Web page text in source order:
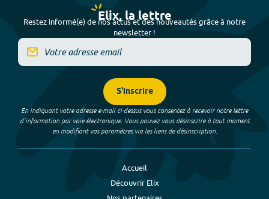
Elix, la lettre
Restez informé(e) de nos actus et des nouveautés grâce à notre
newsletter !
S'inscrire
En indiquant votre adresse e-mail ci-dessus vous consentez à recevoir notre lettre
d’information par voie électronique. Vous pouvez vous désinscrire à tout moment
en modifiant vos paramètres via les liens de désinscription.
Accueil
Découvrir Elix